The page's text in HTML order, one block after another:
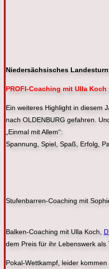
Niedersächsisches
PROFI-Coaching mit Ulla
Ein weiteres Highlight in diesem
nach OLDENBURG gefahren.
„Einmal mit Allem“:
Spannung, Spiel, Spaß, Erfolg,
Stufenbarren-Coaching mit
Balken-Coaching mit Ulla Koch,
dem Preis für ihr Lebenswerk
Pokal-Wettkampf, leider